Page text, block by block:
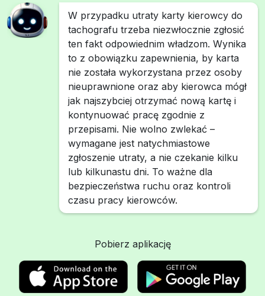
W przypadku utraty karty kierowcy do
tachografu trzeba niezwłocznie zgłosić
ten fakt odpowiednim władzom. Wynika
to z obowiązku zapewnienia, by karta
nie została wykorzystana przez osoby
nieuprawnione oraz aby kierowca mógł
jak najszybciej otrzymać nową kartę i
kontynuować pracę zgodnie z
przepisami. Nie wolno zwlekać –
wymagane jest natychmiastowe
zgłoszenie utraty, a nie czekanie kilku
lub kilkunastu dni. To ważne dla
bezpieczeństwa ruchu oraz kontroli
czasu pracy kierowców.
Pobierz aplikację